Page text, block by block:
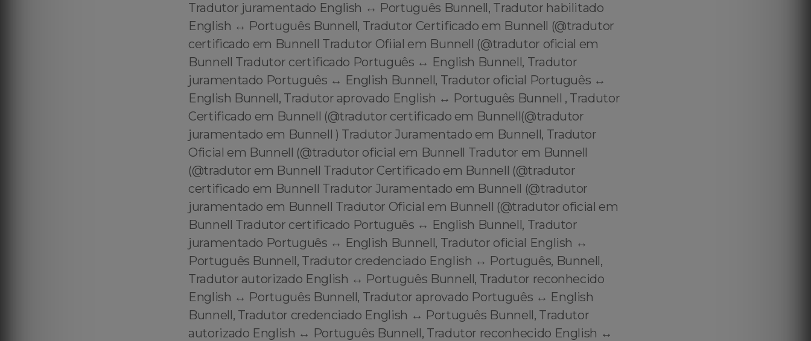
Tradutor juramentado English ↔️ Português Bunnell, Tradutor habilitado
English ↔️ Português Bunnell, Tradutor Certificado em Bunnell (@tradutor
certificado em Bunnell Tradutor Ofiial em Bunnell (@tradutor oficial em
Bunnell Tradutor certificado Português ↔️ English Bunnell, Tradutor
juramentado Português ↔️ English Bunnell, Tradutor oficial Português ↔️
English Bunnell, Tradutor aprovado English ↔️ Português Bunnell , Tradutor
Certificado em Bunnell (@tradutor certificado em Bunnell(@tradutor
juramentado em Bunnell ) Tradutor Juramentado em Bunnell, Tradutor
Oficial em Bunnell (@tradutor oficial em Bunnell Tradutor em Bunnell
(@tradutor em Bunnell Tradutor Certificado em Bunnell (@tradutor
certificado em Bunnell Tradutor Juramentado em Bunnell (@tradutor
juramentado em Bunnell Tradutor Oficial em Bunnell (@tradutor oficial em
Bunnell Tradutor certificado Português ↔️ English Bunnell, Tradutor
juramentado Português ↔️ English Bunnell, Tradutor oficial English ↔️
Português Bunnell, Tradutor credenciado English ↔️ Português, Bunnell,
Tradutor autorizado English ↔️ Português Bunnell, Tradutor reconhecido
English ↔️ Português Bunnell, Tradutor aprovado Português ↔️ English
Bunnell, Tradutor credenciado English ↔️ Português Bunnell, Tradutor
autorizado English ↔️ Português Bunnell, Tradutor reconhecido English ↔️